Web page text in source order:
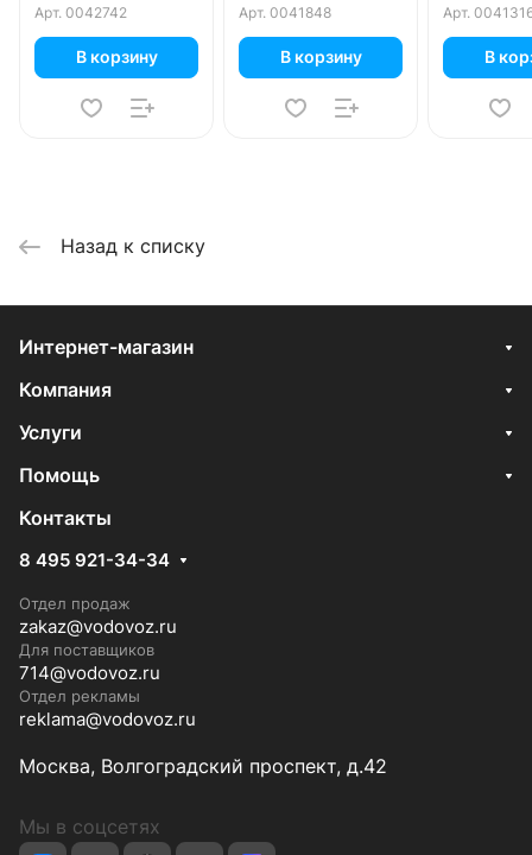
Арт. 0042742
В корзину
Арт. 0041848
В корзину
Арт.
В
Назад к списку
Интернет-магазин
Компания
Услуги
Помощь
Контакты
8 495 921-34-34
Отдел продаж
zakaz@vodovoz.ru
Для поставщиков
714@vodovoz.ru
Отдел рекламы
reklama@vodovoz.ru
Москва, Волгоградский проспект, д.42
Мы в соцсетях